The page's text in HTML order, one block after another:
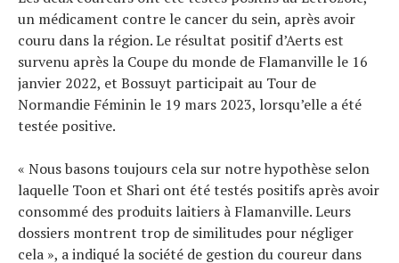
un médicament contre le cancer du sein, après avoir
couru dans la région. Le résultat positif d’Aerts est
survenu après la Coupe du monde de Flamanville le 16
janvier 2022, et Bossuyt participait au Tour de
Normandie Féminin le 19 mars 2023, lorsqu’elle a été
testée positive.
« Nous basons toujours cela sur notre hypothèse selon
laquelle Toon et Shari ont été testés positifs après avoir
consommé des produits laitiers à Flamanville. Leurs
dossiers montrent trop de similitudes pour négliger
cela », a indiqué la société de gestion du coureur dans